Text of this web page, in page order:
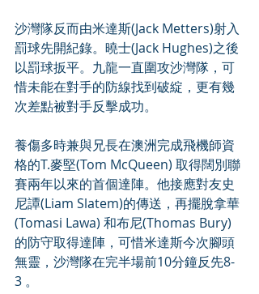
沙灣隊反而由米達斯(Jack Metters)射入
罰球先開紀錄。曉士(Jack Hughes)之後
以罰球扳平。九龍一直圍攻沙灣隊，可
惜未能在對手的防線找到破綻，更有幾
次差點被對手反擊成功。
養傷多時兼與兄長在澳洲完成飛機師資
格的T.麥堅(Tom McQueen) 取得闊別聯
賽兩年以來的首個達陣。他接應對友史
尼譚(Liam Slatem)的傳送，再擺脫拿華
(Tomasi Lawa) 和布尼(Thomas Bury)
的防守取得達陣，可惜米達斯今次腳頭
無靈，沙灣隊在完半場前10分鐘反先8-
3 。